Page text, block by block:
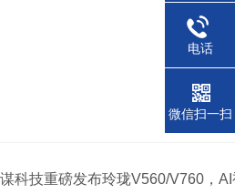
谋科技重磅发布玲珑V560/V760，
电话
微信扫一扫